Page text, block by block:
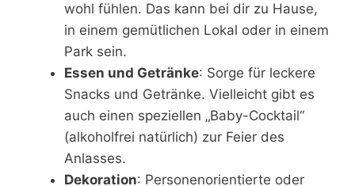
wohl fühlen. Das kann bei dir zu Hause,
in einem gemütlichen Lokal oder in einem
Park sein.
Essen und Getränke: Sorge für leckere
Snacks und Getränke. Vielleicht gibt es
auch einen speziellen „Baby-Cocktail“
(alkoholfrei natürlich) zur Feier des
Anlasses.
Dekoration: Personenorientierte oder